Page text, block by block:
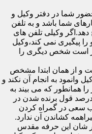
اولیه حضور شما در دفتر وکیل و
شما باشد و به تلفن
وکیلی تلفن های
پیگیری نمی کند،وکیل
است شخص دیگری را
و از همان ابتدا مشخص
وانمود به انجام آن نکند و
را همانطور که می بیند به
قول برنده شدن در
سعی در گمراه کردن
کشاندن آن ندارد.
شان این حرفه مقدس